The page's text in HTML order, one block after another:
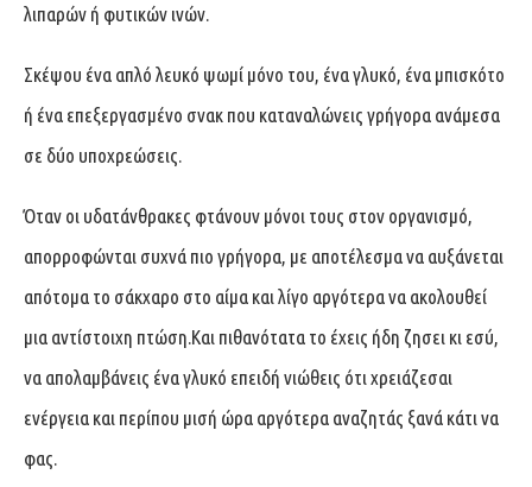
λιπαρών ή φυτικών ινών.
Σκέψου ένα απλό λευκό ψωμί μόνο του, ένα γλυκό, ένα μπισκότο
ή ένα επεξεργασμένο σνακ που καταναλώνεις γρήγορα ανάμεσα
σε δύο υποχρεώσεις.
Όταν οι υδατάνθρακες φτάνουν μόνοι τους στον οργανισμό,
απορροφώνται συχνά πιο γρήγορα, με αποτέλεσμα να αυξάνεται
απότομα το σάκχαρο στο αίμα και λίγο αργότερα να ακολουθεί
μια αντίστοιχη πτώση.Και πιθανότατα το έχεις ήδη ζησει κι εσύ,
να απολαμβάνεις ένα γλυκό επειδή νιώθεις ότι χρειάζεσαι
ενέργεια και περίπου μισή ώρα αργότερα αναζητάς ξανά κάτι να
φας.